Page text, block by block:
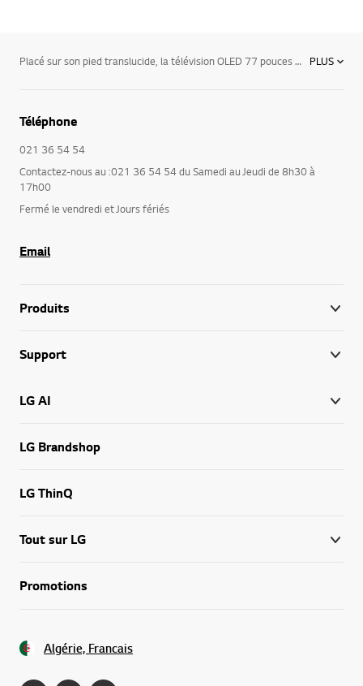
Placé sur son pied translucide, la télévision OLED 77 pouces de LG, avec son cadre pratiquement imperceptible, s’harmonise avec élégance à tous les décors. Merveille d'ingénierie, il arbore un panneau arrière léger en fibre de carbone (plus durable que le plastique) et supporte mieux la chaleur que l’aluminium utilisé dans les téléviseurs traditionnels. LG propose des équipements lecteurs vidéos Blu-Ray et DVD, systèmes Home Cinéma, Téléviseurs... qui dépasseront vos attentes! Les téléviseurs LG OLED, TV ultra UHD et certains téléviseurs LED sont dotés des fonctions Smart TV, ils ont ainsi accès à une programmation étonnante en un seul clic de télécommande magic remote. Les couleurs plus profondes, plus richeset le contraste étonnant font de l'OLED une technologie incomparable. Vivez l'expérience du cinéma dans le confort de votre maison avec l'offre LG home entertainment. PLUS
Téléphone
021 36 54 54
Contactez-nous au :021 36 54 54 du Samedi au Jeudi de 8h30 à
17h00
Fermé le vendredi et Jours fériés
Email
Produits
Support
LG AI
LG Brandshop
LG ThinQ
Tout sur LG
Promotions
Algérie, Francais